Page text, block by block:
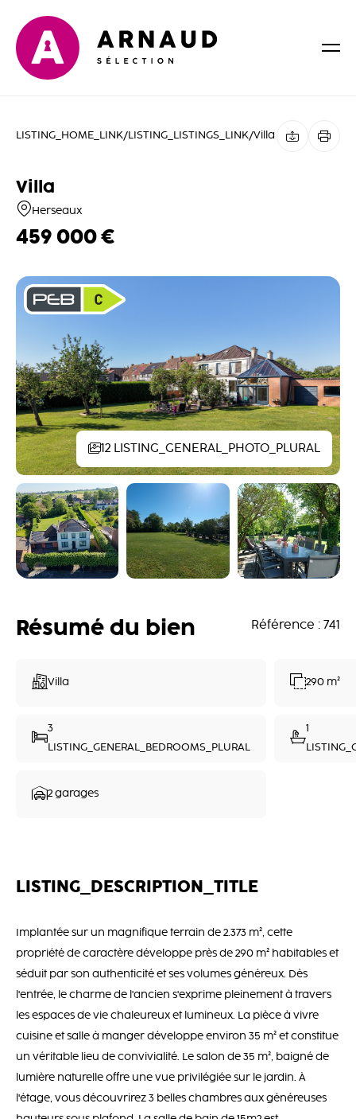
LISTING_HOME_LINK/LISTING_LISTINGS_LINK/Villa
Villa
Herseaux
459 000 €
12 LISTING_GENERAL_PHOTO_PLURAL
Résumé du bien Référence : 741
Villa 290 m²
3
LISTING_GENERAL_BEDROOMS_PLURAL
1
2 garages
LISTING_DESCRIPTION_TITLE
Implantée sur un magnifique terrain de 2.373 m², cette
propriété de caractère développe près de 290 m² habitables et
séduit par son authenticité et ses volumes généreux. Dès
l'entrée, le charme de l'ancien s'exprime pleinement à travers
les espaces de vie chaleureux et lumineux. La pièce à vivre
cuisine et salle à manger développe environ 35 m² et constitue
un véritable lieu de convivialité. Le salon de 35 m², baigné de
lumière naturelle offre une vue privilégiée sur le jardin. À
l'étage, vous découvrirez 3 belles chambres aux généreuses